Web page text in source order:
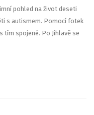
pohled na život deseti
s autismem. Pomocí fotek
tím spojené. Po Jihlavě se